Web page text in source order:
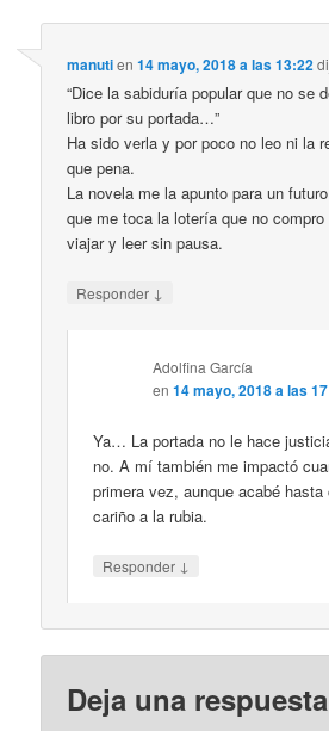
manutien14 mayo, 2018 a las 13:22
“Dice la sabiduría popular que no se
libro por su portada…”
Ha sido verla y por poco no leo ni la
que pena.
La novela me la apunto para un
que me toca la lotería que no
viajar y leer sin pausa.
Responder ↓
Adolfina García
en14 mayo, 2018 a las
Ya… La portada no le hace
no. A mí también me impactó
primera vez, aunque acabé hasta
cariño a la rubia.
Responder ↓
Deja una respuesta